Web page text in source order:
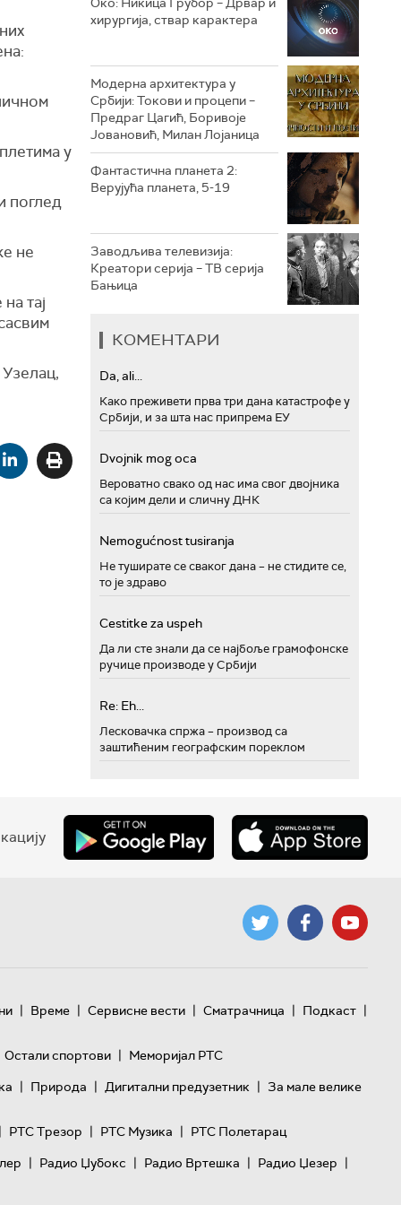
у
поглед
не
тај
РТС ТРЕЗОР
РТС МУЗИКА
РТС ПОЛЕТАРАЦ
хирургија, ствар карактера
Модерна архитектура у
Србији: Токови и процепи –
Предраг Цагић, Боривоје
Јовановић, Милан Лојаница
Фантастична планета 2:
Верујућа планета, 5-19
Заводљива телевизија:
Креатори серија – ТВ серија
Бањица
КОМЕНТАРИ
Da, ali...
Како преживети прва три дана катастрофе у
Србији, и за шта нас припрема ЕУ
Dvojnik mog oca
Вероватно свако од нас има свог двојника
са којим дели и сличну ДНК
Nemogućnost tusiranja
Не туширате се сваког дана – не стидите се,
то је здраво
Cestitke za uspeh
Да ли сте знали да се најбоље грамофонске
ручице производе у Србији
Re: Eh...
Лесковачка спржа – производ са
заштићеним географским пореклом
| Време | Сервисне вести | Сматрачница | Подкаст |
Остали спортови | Меморијал РТС
| Природа | Дигитални предузетник | За мале велике
| РТС Трезор | РТС Музика | РТС Полетарац
| Радио Џубокс | Радио Вртешка | Радио Џезер |